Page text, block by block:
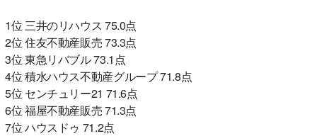
1位 三井のリハウス 75.0点
2位 住友不動産販売 73.3点
3位 東急リバブル 73.1点
4位 積水ハウス不動産グループ 71.8点
5位 センチュリー21 71.6点
6位 福屋不動産販売 71.3点
7位 ハウスドゥ 71.2点